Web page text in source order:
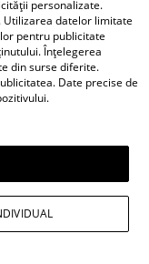
Craiu:
esențiale de
în cazul în
se îneacă
personalizate.
datelor limitate
pentru publicitate
Înțelegerea
din surse diferite.
Date precise de